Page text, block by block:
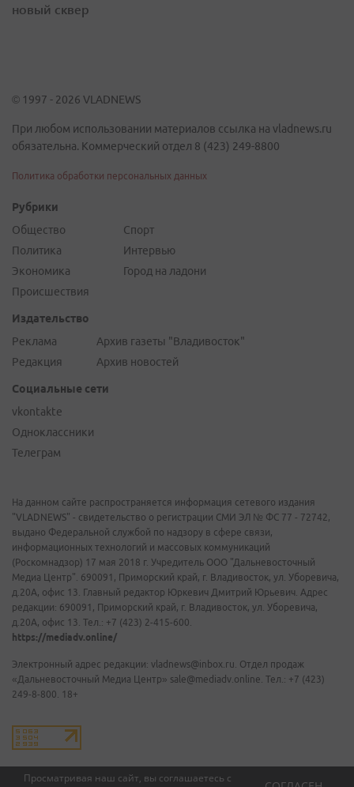
Просматривая наш сайт, вы соглашаетесь с
новый сквер
© 1997 - 2026 VLADNEWS
При любом использовании материалов ссылка на vladnews.ru
обязательна. Коммерческий отдел 8 (423) 249-8800
Политика обработки персональных данных
Рубрики
Общество
Политика
Экономика
Происшествия
Спорт
Интервью
Город на ладони
Издательство
Реклама
Редакция
Архив газеты "Владивосток"
Архив новостей
Социальные сети
vkontakte
Одноклассники
Телеграм
На данном сайте распространяется информация сетевого издания
"VLADNEWS" - свидетельство о регистрации СМИ ЭЛ № ФС 77 - 72742,
выдано Федеральной службой по надзору в сфере связи,
информационных технологий и массовых коммуникаций
(Роскомнадзор) 17 мая 2018 г. Учредитель ООО "Дальневосточный
Медиа Центр". 690091, Приморский край, г. Владивосток, ул. Уборевича,
д.20А, офис 13. Главный редактор Юркевич Дмитрий Юрьевич. Адрес
редакции: 690091, Приморский край, г. Владивосток, ул. Уборевича,
д.20А, офис 13. Тел.: +7 (423) 2-415-600.
https://mediadv.online/
Электронный адрес редакции: vladnews@inbox.ru. Отдел продаж
«Дальневосточный Медиа Центр» sale@mediadv.online. Тел.: +7 (423)
249-8-800. 18+